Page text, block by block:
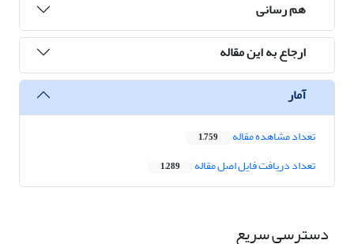
هم رسانی
ارجاع به این مقاله
آمار
تعداد مشاهده مقاله 1,759
تعداد دریافت فایل اصل مقاله 1,289
دسترسی سریع